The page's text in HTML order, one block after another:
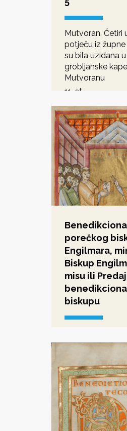
Mutvoran, Četiri
potječu iz
su bila uzidana
grobljanske
Mutvoranu
11. st.
porečkog
Engilmara,
Biskup
misu ili
biskupu
Museum
predromanika -